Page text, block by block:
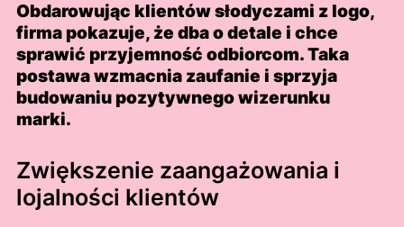
Obdarowując klientów słodyczami z logo,
firma pokazuje, że dba o detale i chce
sprawić przyjemność odbiorcom. Taka
postawa wzmacnia zaufanie i sprzyja
budowaniu pozytywnego wizerunku
marki.
Zwiększenie zaangażowania i
lojalności klientów